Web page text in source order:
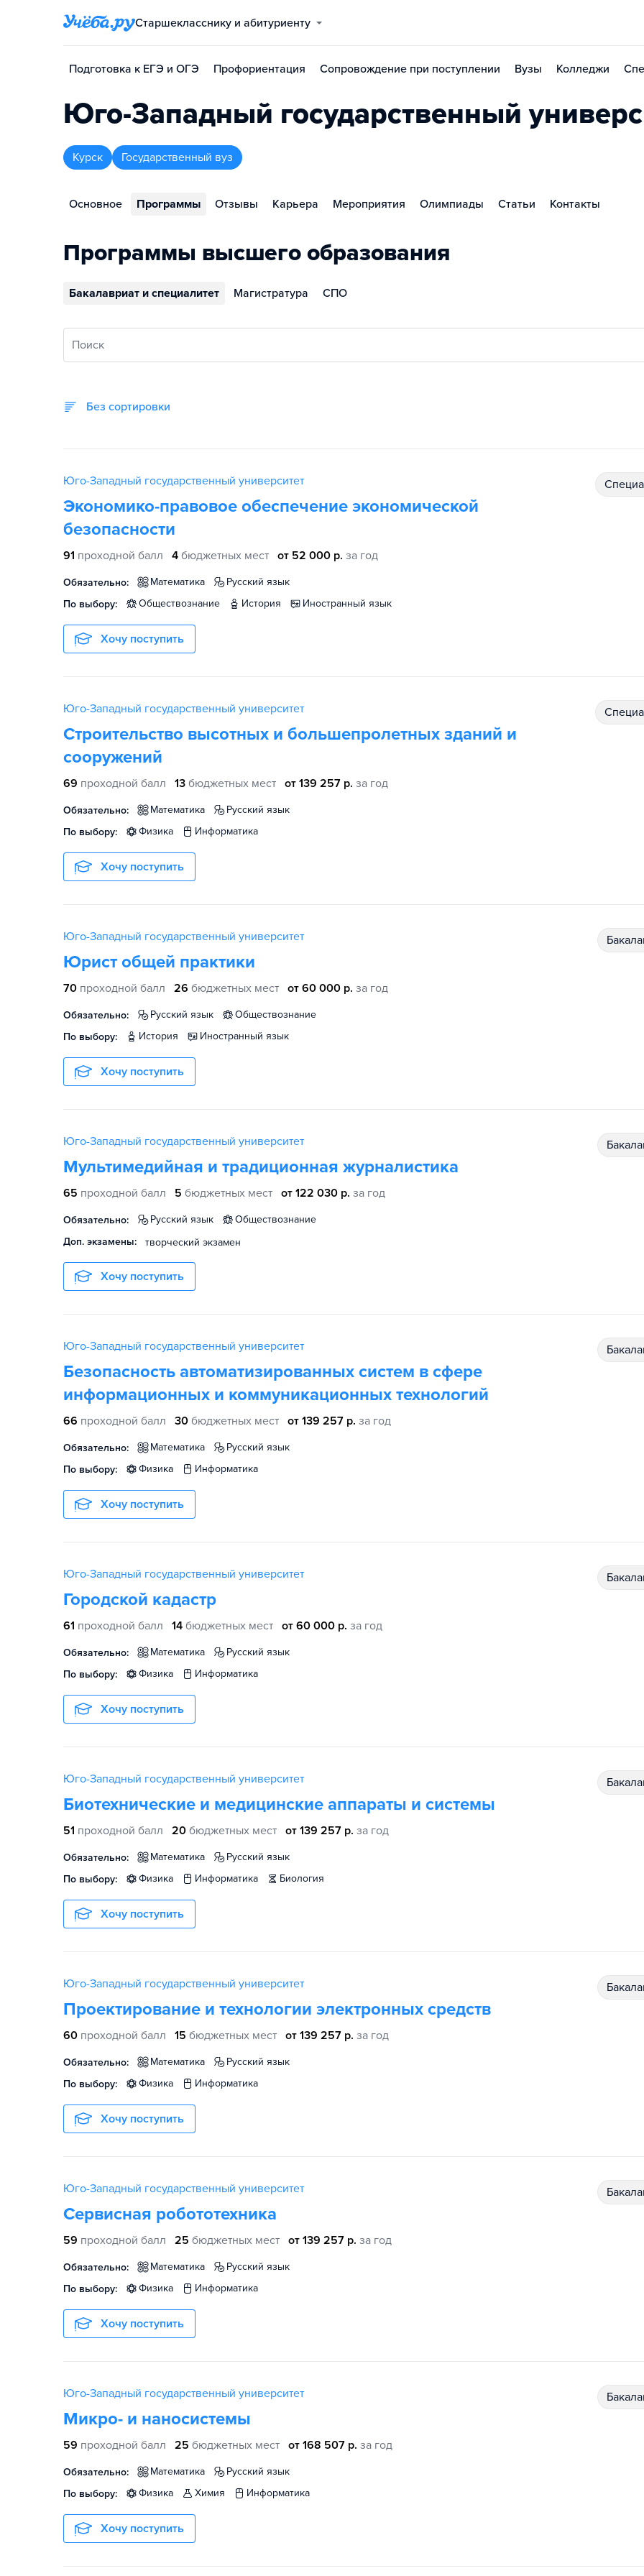
Старшекласснику и абитуриенту
Подготовка к ЕГЭ и ОГЭ Профориентация Сопровождение при поступлении Вузы Колледжи
Юго-Западный государственный
Курск Государственный вуз
Основное Программы Отзывы Карьера Мероприятия Олимпиады Статьи Контакты
Программы высшего образования
Бакалавриат и специалитет Магистратура СПО
Поиск
Без сортировки
Юго-Западный государственный университет
Экономико-правовое обеспечение экономической
безопасности
91 проходной балл 4 бюджетных мест от 52 000 р. за год
Обязательно: математика
русский язык
По выбору:
обществознание история иностранный язык
Хочу поступить
Юго-Западный государственный университет
Строительство высотных и большепролетных зданий и
сооружений
69 проходной балл 13 бюджетных мест от 139 257 р. за год
Обязательно: математика
русский язык
По выбору:
физика информатика
Хочу поступить
Юго-Западный государственный университет
Юрист общей практики
70 проходной балл 26 бюджетных мест от 60 000 р. за год
Обязательно: русский язык
обществознание
По выбору:
история иностранный язык
Хочу поступить
Юго-Западный государственный университет
Мультимедийная и традиционная журналистика
65 проходной балл 5 бюджетных мест от 122 030 р. за год
Обязательно: русский язык
обществознание
Доп. экзамены:
творческий экзамен
Хочу поступить
Юго-Западный государственный университет
Безопасность автоматизированных систем в сфере
информационных и коммуникационных технологий
66 проходной балл 30 бюджетных мест от 139 257 р. за год
Обязательно: математика
русский язык
По выбору:
физика информатика
Хочу поступить
Юго-Западный государственный университет
Городской кадастр
61 проходной балл 14 бюджетных мест от 60 000 р. за год
Обязательно: математика
русский язык
По выбору:
физика информатика
Хочу поступить
Юго-Западный государственный университет
Биотехнические и медицинские аппараты и системы
51 проходной балл 20 бюджетных мест от 139 257 р. за год
Обязательно: математика
русский язык
По выбору:
физика информатика биология
Хочу поступить
Юго-Западный государственный университет
Проектирование и технологии электронных средств
60 проходной балл 15 бюджетных мест от 139 257 р. за год
Обязательно: математика
русский язык
По выбору:
физика информатика
Хочу поступить
Юго-Западный государственный университет
Сервисная робототехника
59 проходной балл 25 бюджетных мест от 139 257 р. за год
Обязательно: математика
русский язык
По выбору:
физика информатика
Хочу поступить
Юго-Западный государственный университет
Микро- и наносистемы
59 проходной балл 25 бюджетных мест от 168 507 р. за год
Обязательно: математика
русский язык
По выбору:
физика химия информатика
Хочу поступить